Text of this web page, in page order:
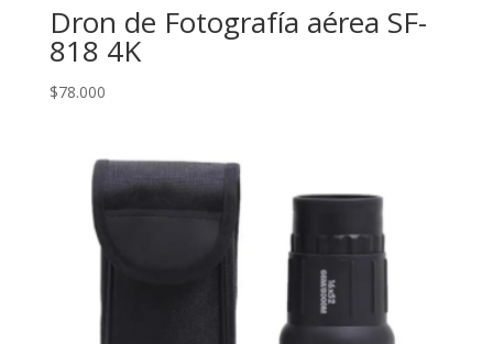
Dron de Fotografía aérea SF-
818 4K
$78.000